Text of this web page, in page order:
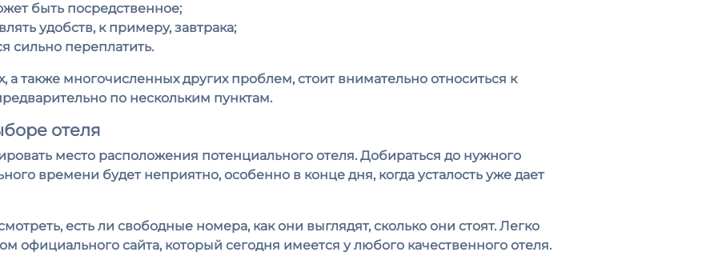
быть посредственное;
удобств, к примеру, завтрака;
сильно переплатить.
а также многочисленных других проблем, стоит внимательно относиться к
по нескольким пунктам.
отеля
место расположения потенциального отеля. Добираться до нужного
времени будет неприятно, особенно в конце дня, когда усталость уже дает
есть ли свободные номера, как они выглядят, сколько они стоят. Легко
официального сайта, который сегодня имеется у любого качественного отеля.